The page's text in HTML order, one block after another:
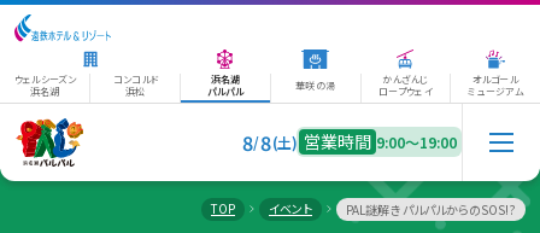
ウェルシーズン
浜名湖
コンコルド
浜松
浜名湖
パルパル
華咲の湯
かんざんじ
ロープウェイ
オルゴール
ミュージアム
8/8(土) 営業時間 9:00〜19:00
TOP イベント PAL謎解き パルパルからのSOS!?